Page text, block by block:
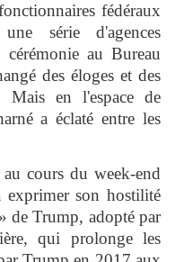
fédéraux
série d'agences
au Bureau
des éloges et des
Mais en l'espace de
a éclaté entre les
au cours du week-end
son hostilité
de Trump, adopté par
qui prolonge les